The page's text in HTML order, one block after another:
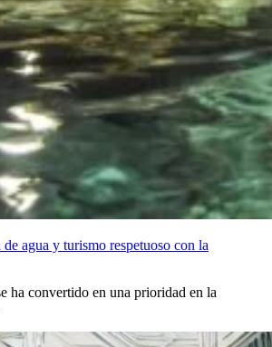
agua y turismo respetuoso con la
ha convertido en una prioridad en la